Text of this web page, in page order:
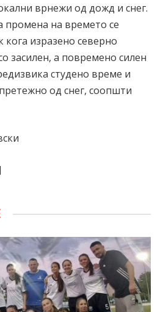
врнежи од дожд и снег.
промена на времето се
кога изразено северно
засилен, а повремено силен
студено време и
од снег, соопшти